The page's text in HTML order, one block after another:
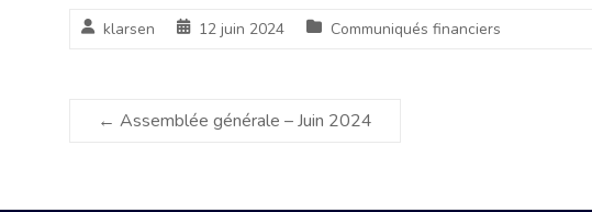
klarsen 12 juin 2024 Communiqués financiers
← Assemblée générale – Juin 2024